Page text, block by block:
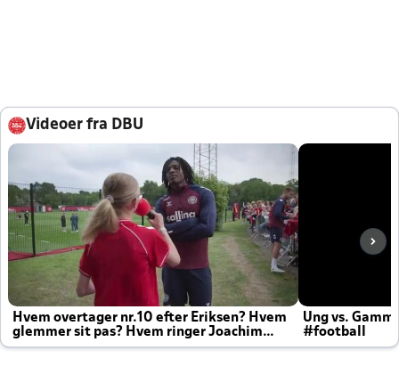
Videoer fra DBU
Hvem overtager nr.10 efter Eriksen? Hvem
glemmer sit pas? Hvem ringer Joachim
altid til efter kampe?
Ung vs.
#football